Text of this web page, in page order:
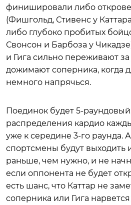
финишировали либо
(Фишгольд, Стивенс у
либо глубоко пробитых
Свонсон и Барбоза у
и Гига сильно переживают
дожимают соперника, когда
немного напрячься.
Поединок будет 5-
распределения кардио
уже к середине 3-го раунда. А
спортсмены будут выходить
раньше, чем нужно, и не
если оппонента не будет
есть шанс, что Каттар не
соперника или Гига